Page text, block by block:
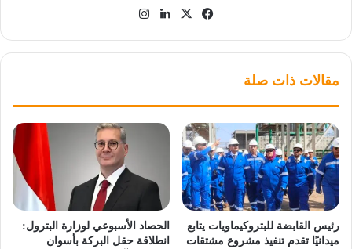
فيسبوك
‫X لينكدإن
مقالات ذات صلة
رئيس القابضة للبتروكيماويات يتابع
ميدانيًا تقدم تنفيذ مشروع مشتقات
الحصاد الأسبوعي لوزارة البترول:
انطلاقة حقل البركة بأسوان